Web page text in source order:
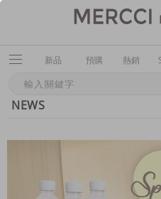
新品 預購 熱銷
NEWS